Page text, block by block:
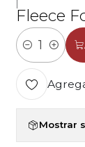
Fleece
Cantidad
Mostrar